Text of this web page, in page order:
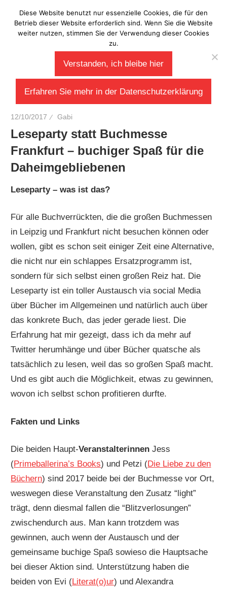
Inhalt
springen
Laberladen
12/10/2017 Gabi
Leseparty statt Buchmesse
Frankfurt – buchiger Spaß für die
Daheimgebliebenen
Leseparty – was ist das?
Für alle Buchverrückten, die die großen Buchmessen
in Leipzig und Frankfurt nicht besuchen können oder
wollen, gibt es schon seit einiger Zeit eine Alternative,
die nicht nur ein schlappes Ersatzprogramm ist,
sondern für sich selbst einen großen Reiz hat. Die
Leseparty ist ein toller Austausch via social Media
über Bücher im Allgemeinen und natürlich auch über
das konkrete Buch, das jeder gerade liest. Die
Erfahrung hat mir gezeigt, dass ich da mehr auf
Twitter herumhänge und über Bücher quatsche als
tatsächlich zu lesen, weil das so großen Spaß macht.
Und es gibt auch die Möglichkeit, etwas zu gewinnen,
wovon ich selbst schon profitieren durfte.
Fakten und Links
Die beiden Haupt-Veranstalterinnen Jess
(Primeballerina’s Books) und Petzi (Die Liebe zu den
Büchern) sind 2017 beide bei der Buchmesse vor Ort,
weswegen diese Veranstaltung den Zusatz “light”
trägt, denn diesmal fallen die “Blitzverlosungen”
zwischendurch aus. Man kann trotzdem was
gewinnen, auch wenn der Austausch und der
gemeinsame buchige Spaß sowieso die Hauptsache
bei dieser Aktion sind. Unterstützung haben die
beiden von Evi (Literat(o)ur) und Alexandra
Diese Website benutzt nur essenzielle Cookies, die für den
Betrieb dieser Website erforderlich sind. Wenn Sie die Website
weiter nutzen, stimmen Sie der Verwendung dieser Cookies
zu.
Verstanden, ich bleibe hier
Erfahren Sie mehr in der Datenschutzerklärung